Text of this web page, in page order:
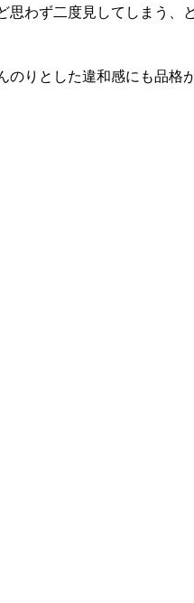
わず二度見してしまう、
りとした違和感にも品格